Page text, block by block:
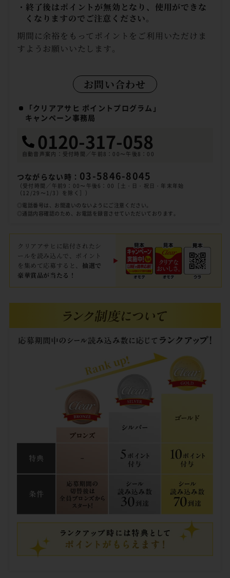
・終了後はポイントが無効となり、使用ができな
くなりますのでご注意ください。
期間に余裕をもってポイントをご利用いただけま
すようお願いいたします。
お問い合わせ
「クリアアサヒ ポイントプログラム」
キャンペーン事務局
0120-317-058
自動音声案内：受付時間／午前8：00〜午後8：00
つながらない時： 03-5846-8045
（受付時間／午前9：00〜午後6：00［土・日・祝日・年末年始
（12/29〜1/3）を除く］）
◎電話番号は、お間違いのないようにご注意ください。
◎通話内容確認のため、お電話を録音させていただいております。
クリアアサヒに貼付されたシ
ールを読み込んで、ポイント
を集めて応募すると、 抽選で
豪華賞品が当たる！